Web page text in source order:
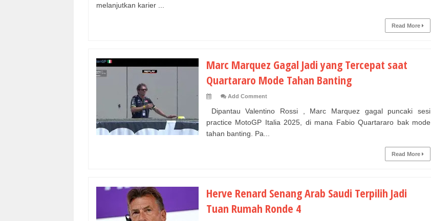
melanjutkan karier ...
Read More
Marc Marquez Gagal Jadi yang Tercepat saat
Quartararo Mode Tahan Banting
Add Comment
Dipantau Valentino Rossi , Marc Marquez gagal puncaki sesi
practice MotoGP Italia 2025, di mana Fabio Quartararo bak mode
tahan banting. Pa...
Read More
Herve Renard Senang Arab Saudi Terpilih Jadi
Tuan Rumah Ronde 4